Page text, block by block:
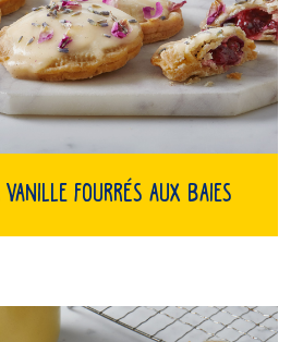
fourrés aux baies